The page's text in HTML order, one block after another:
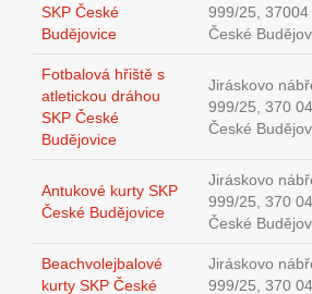
SKP České
Budějovice
999/25, 37004
České
Fotbalová hřiště s
atletickou dráhou
SKP České
Budějovice
Jiráskovo
999/25, 370 04
České
Antukové kurty SKP
České Budějovice
Jiráskovo
999/25, 370 04
České
Beachvolejbalové
kurty SKP České
Jiráskovo
999/25, 370 04